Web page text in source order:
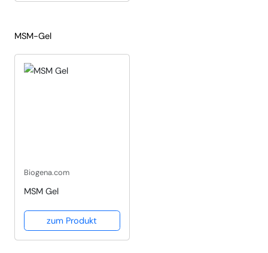
MSM-Gel
Biogena.com
MSM Gel
zum Produkt